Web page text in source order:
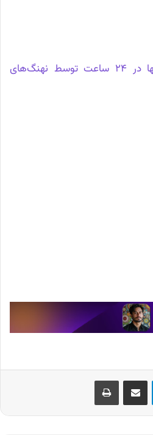
انتقال 86 میلیون دلار تنها در 24 ساعت توسط نهنگ‌های
تلگرام اشتراک گذاری از طریق ایمیل چاپ